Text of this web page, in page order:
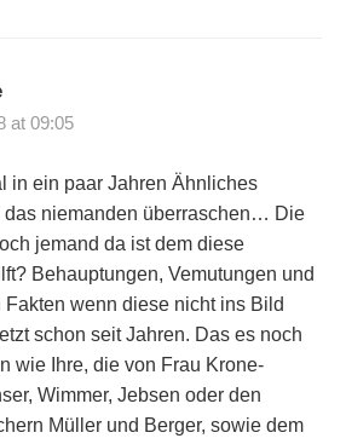
at 09:05
in ein paar Jahren Ähnliches
das niemanden überraschen… Die
jemand da ist dem diese
Behauptungen, Vemutungen und
wenn diese nicht ins Bild
schon seit Jahren. Das es noch
wie Ihre, die von Frau Krone-
Wimmer, Jebsen oder den
Müller und Berger, sowie dem